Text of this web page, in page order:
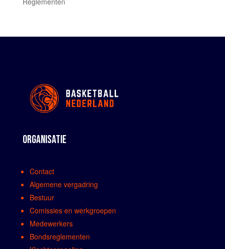
ORGANISATIE
Contact
Algemene vergadring
Bestuur
Comissies en werkgroepen
Medewerkers
Bondsreglementen